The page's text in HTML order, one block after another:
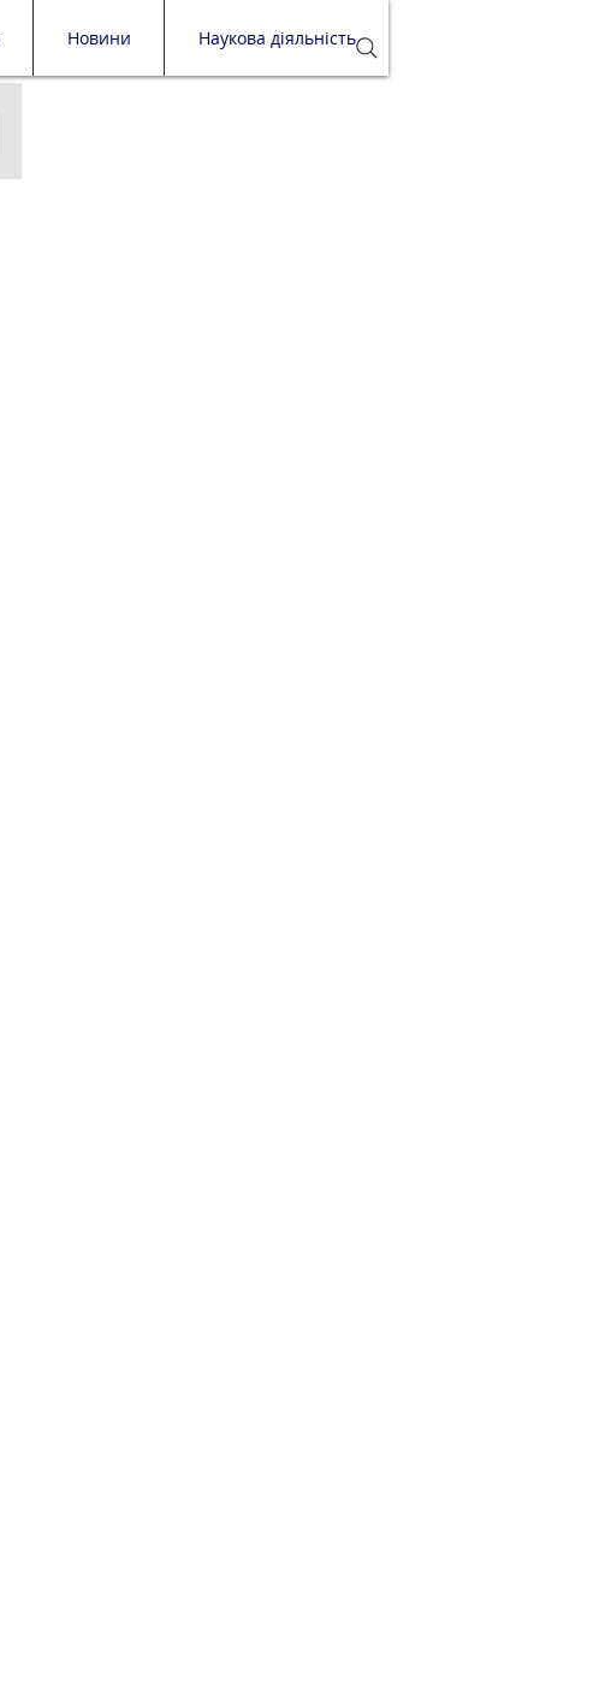
Новини Наукова діяльність